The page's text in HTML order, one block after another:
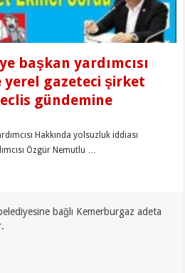
başkan yardımcısı
gazeteci şirket
gündemine
Hakkında yolsuzluk iddiası
Özgür Nemutlu …
bağlı Kemerburgaz adeta